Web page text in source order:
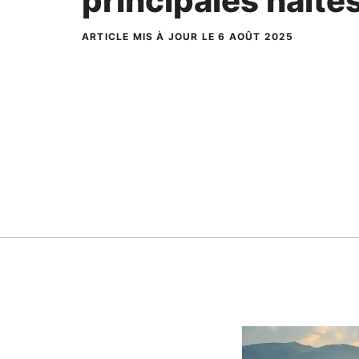
ARTICLE MIS À JOUR LE 6 AOÛT 2025